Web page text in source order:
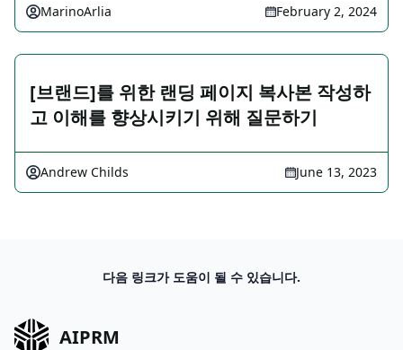
MarinoArlia February 2, 2024
[브랜드]를 위한 랜딩 페이지 복사본 작성하
고 이해를 향상시키기 위해 질문하기
Andrew Childs June 13, 2023
다음 링크가 도움이 될 수 있습니다.
AIPRM